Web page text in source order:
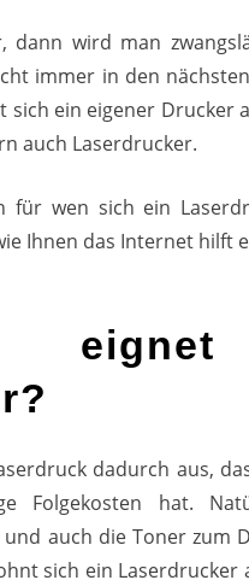
dann wird man
immer in den
sich ein eigener Drucker
auch Laserdrucker.
für wen sich ein
Ihnen das Internet hilft
dadurch aus,
Folgekosten hat.
auch die Toner zum
sich ein Laserdrucker